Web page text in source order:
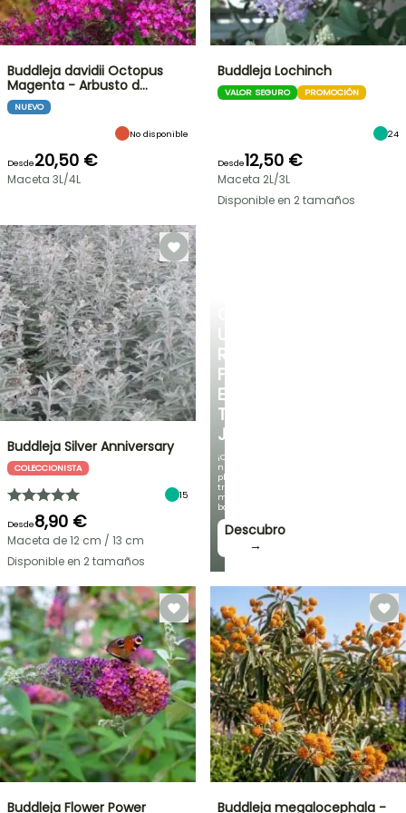
UN
RINCÓN
FRESCO
EN
TU
JARDÍN
¡Con
nuestras
plantas
trepadoras
más
bonitas!
Descubro
→
Buddleja davidii Octopus
Magenta - Arbusto d…
NUEVO
No disponible
Desde20,50 €
Maceta 3L/4L
Buddleja Lochinch
VALOR SEGURO PROMOCIÓN
24
Desde12,50 €
Maceta 2L/3L
Disponible en 2 tamaños
Buddleja Silver Anniversary
COLECCIONISTA
15
Desde8,90 €
Maceta de 12 cm / 13 cm
Disponible en 2 tamaños
Buddleja Flower Power Buddleja megalocephala -